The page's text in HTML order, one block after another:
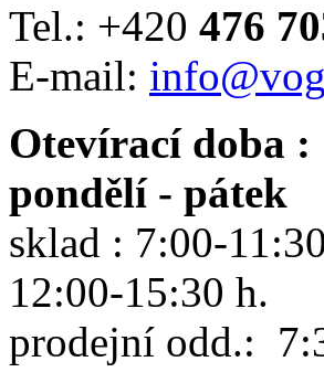
Tel.: +420 476
E-mail:
Otevírací doba :
pondělí - pátek
sklad : 7:00-
12:00-15:30 h.
prodejní odd.: